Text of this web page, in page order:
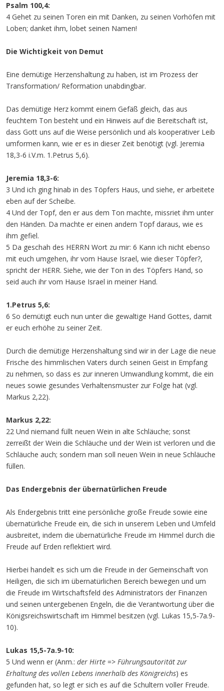
Psalm 100,4:
4 Gehet zu seinen Toren ein mit Danken, zu seinen Vorhöfen mit
Loben; danket ihm, lobet seinen Namen!
Die Wichtigkeit von Demut
Eine demütige Herzenshaltung zu haben, ist im Prozess der
Transformation/ Reformation unabdingbar.
Das demütige Herz kommt einem Gefäß gleich, das aus
feuchtem Ton besteht und ein Hinweis auf die Bereitschaft ist,
dass Gott uns auf die Weise persönlich und als kooperativer Leib
umformen kann, wie er es in dieser Zeit benötigt (vgl. Jeremia
18,3-6 i.V.m. 1.Petrus 5,6).
Jeremia 18,3-6:
3 Und ich ging hinab in des Töpfers Haus, und siehe, er arbeitete
eben auf der Scheibe.
4 Und der Topf, den er aus dem Ton machte, missriet ihm unter
den Händen. Da machte er einen andern Topf daraus, wie es
ihm gefiel.
5 Da geschah des HERRN Wort zu mir: 6 Kann ich nicht ebenso
mit euch umgehen, ihr vom Hause Israel, wie dieser Töpfer?,
spricht der HERR. Siehe, wie der Ton in des Töpfers Hand, so
seid auch ihr vom Hause Israel in meiner Hand.
1.Petrus 5,6:
6 So demütigt euch nun unter die gewaltige Hand Gottes, damit
er euch erhöhe zu seiner Zeit.
Durch die demütige Herzenshaltung sind wir in der Lage die neue
Frische des himmlischen Vaters durch seinen Geist in Empfang
zu nehmen, so dass es zur inneren Umwandlung kommt, die ein
neues sowie gesundes Verhaltensmuster zur Folge hat (vgl.
Markus 2,22).
Markus 2,22:
22 Und niemand füllt neuen Wein in alte Schläuche; sonst
zerreißt der Wein die Schläuche und der Wein ist verloren und die
Schläuche auch; sondern man soll neuen Wein in neue Schläuche
füllen.
Das Endergebnis der übernatürlichen Freude
Als Endergebnis tritt eine persönliche große Freude sowie eine
übernatürliche Freude ein, die sich in unserem Leben und Umfeld
ausbreitet, indem die übernatürliche Freude im Himmel durch die
Freude auf Erden reflektiert wird.
Hierbei handelt es sich um die Freude in der Gemeinschaft von
Heiligen, die sich im übernatürlichen Bereich bewegen und um
die Freude im Wirtschaftsfeld des Administrators der Finanzen
und seinen untergebenen Engeln, die die Verantwortung über die
Königsreichswirtschaft im Himmel besitzen (vgl. Lukas 15,5-7a.9-
10).
Lukas 15,5-7a.9-10:
5 Und wenn er (Anm.: der Hirte => Führungsautorität zur
Erhaltung des vollen Lebens innerhalb des Königreichs) es
gefunden hat, so legt er sich es auf die Schultern voller Freude.